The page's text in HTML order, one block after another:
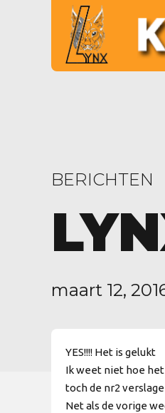
BERICHTEN
maart 12,
YES!!!! Het is gelukt
Ik weet niet hoe
toch de nr2
Net als de vorige